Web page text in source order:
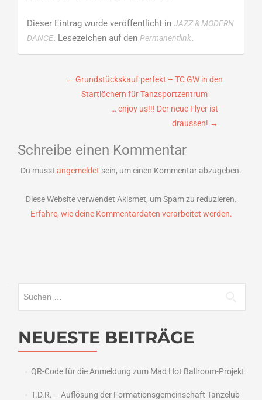
Dieser Eintrag wurde veröffentlicht in JAZZ & MODERN
DANCE. Lesezeichen auf den Permanentlink.
Beitragsnavigation
← Grundstückskauf perfekt – TC GW in den
Startlöchern für Tanzsportzentrum
… enjoy us!!! Der neue Flyer ist
draussen! →
Schreibe einen Kommentar
Du musst angemeldet sein, um einen Kommentar abzugeben.
Diese Website verwendet Akismet, um Spam zu reduzieren.
Erfahre, wie deine Kommentardaten verarbeitet werden.
NEUESTE BEITRÄGE
QR-Code für die Anmeldung zum Mad Hot Ballroom-Projekt
T.D.R. – Auflösung der Formationsgemeinschaft Tanzclub